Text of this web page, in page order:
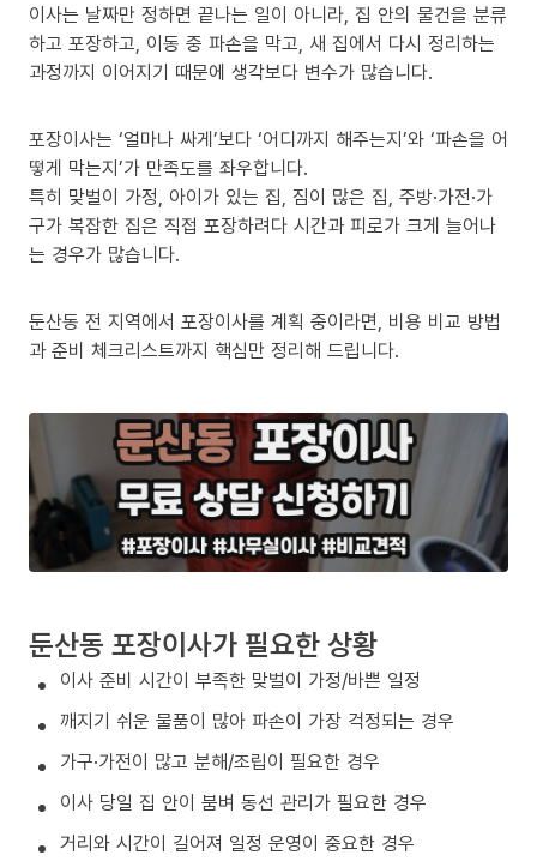
이사는 날짜만 정하면 끝나는 일이 아니라, 집 안의 물건을 분류
하고 포장하고, 이동 중 파손을 막고, 새 집에서 다시 정리하는
과정까지 이어지기 때문에 생각보다 변수가 많습니다.
포장이사는 ‘얼마나 싸게’보다 ‘어디까지 해주는지’와 ‘파손을 어
떻게 막는지’가 만족도를 좌우합니다.
특히 맞벌이 가정, 아이가 있는 집, 짐이 많은 집, 주방·가전·가
구가 복잡한 집은 직접 포장하려다 시간과 피로가 크게 늘어나
는 경우가 많습니다.
둔산동 전 지역에서 포장이사를 계획 중이라면, 비용 비교 방법
과 준비 체크리스트까지 핵심만 정리해 드립니다.
둔산동 포장이사가 필요한 상황
이사 준비 시간이 부족한 맞벌이 가정/바쁜 일정
깨지기 쉬운 물품이 많아 파손이 가장 걱정되는 경우
가구·가전이 많고 분해/조립이 필요한 경우
이사 당일 집 안이 붐벼 동선 관리가 필요한 경우
거리와 시간이 길어져 일정 운영이 중요한 경우